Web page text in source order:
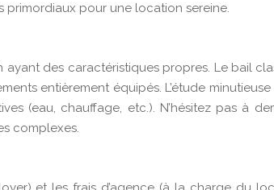
pour une location sereine.
des caractéristiques propres. Le bail
entièrement équipés. L’étude
(eau, chauffage, etc.). N’hésitez pas à
complexes.